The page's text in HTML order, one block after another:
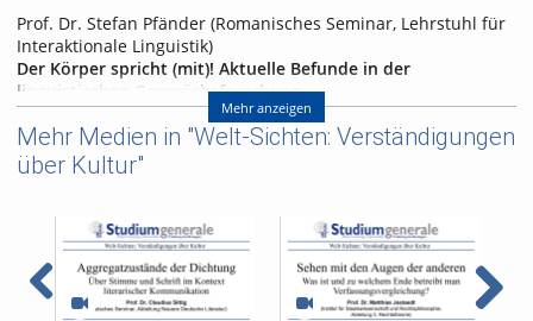
Prof. Dr. Stefan Pfänder (Romanisches Seminar, Lehrstuhl für
Interaktionale Linguistik)
Der Körper spricht (mit)! Aktuelle Befunde in der
linguistischen Gesprächsforschung
In den langen Monaten der Pandemie ist uns bewusst
geworden, dass der Körper (mit)spricht, wenn wir uns
unterhalten. Es ist dabei nicht nur die Mimik, wie sie
eingefangen wird; vielmehr sind es auch Blicke, das
Mitschwingen bzw. Innehalten des Oberkörpers oder
Bewegungen der Arme und Hände, die (mit)sprechen. Diese
zumeist flüchtigen und sehr feinen Körperbewegungen geben
uns im Gespräch u.a. Auskunft, wie das Gesagte verstanden
Mehr anzeigen
Mehr Medien in "Welt-Sichten: Verständigungen
über Kultur"